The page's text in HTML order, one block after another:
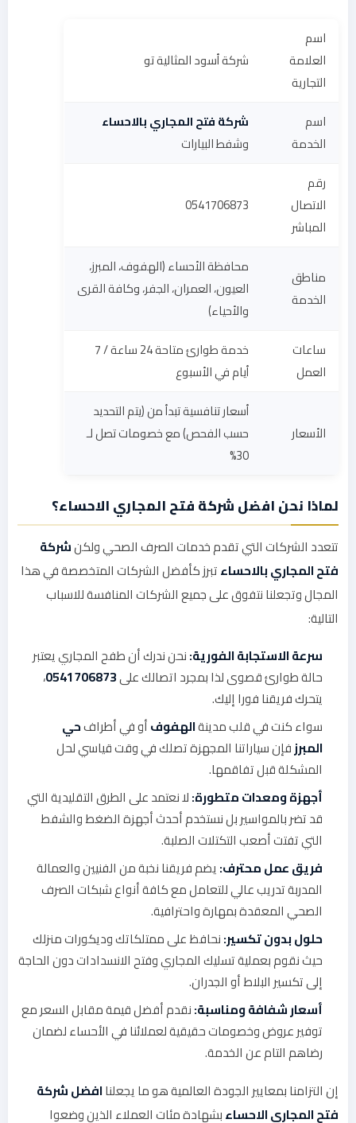
اسم
العلامة
التجارية
شركة أسود المثالية تو
اسم
الخدمة
شركة فتح المجاري بالاحساء
وشفط البيارات
رقم
الاتصال
المباشر
0541706873
مناطق
الخدمة
محافظة الأحساء (الهفوف، المبرز،
العيون، العمران، الجفر، وكافة القرى
والأحياء)
ساعات
العمل
خدمة طوارئ متاحة 24 ساعة / 7
أيام في الأسبوع
الأسعار
أسعار تنافسية تبدأ من (يتم التحديد
حسب الفحص) مع خصومات تصل لـ
30%
لماذا نحن افضل شركة فتح المجاري الاحساء؟
تتعدد الشركات التي تقدم خدمات الصرف الصحي ولكنشركة
فتح المجاري بالاحساءتبرز كأفضل الشركات المتخصصة في هذا
المجال وتجعلنا نتفوق على جميع الشركات المنافسة للاسباب
التالية:
سرعة الاستجابة الفورية:نحن ندرك أن طفح المجاري يعتبر
حالة طوارئ قصوى لذا بمجرد اتصالك على0541706873،
يتحرك فريقنا فورا إليك.
سواء كنت في قلب مدينةالهفوفأو في أطرافحي
المبرزفإن سياراتنا المجهزة تصلك في وقت قياسي لحل
المشكلة قبل تفاقمها.
أجهزة ومعدات متطورة:لا نعتمد على الطرق التقليدية التي
قد تضر بالمواسير بل نستخدم أحدث أجهزة الضغط والشفط
التي تفتت أصعب التكتلات الصلبة.
فريق عمل محترف:يضم فريقنا نخبة من الفنيين والعمالة
المدربة تدريب عالي للتعامل مع كافة أنواع شبكات الصرف
الصحي المعقدة بمهارة واحترافية.
حلول بدون تكسير:نحافظ على ممتلكاتك وديكورات منزلك
حيث نقوم بعملية تسليك المجاري وفتح الانسدادات دون الحاجة
إلى تكسير البلاط أو الجدران.
أسعار شفافة ومناسبة:نقدم أفضل قيمة مقابل السعر مع
توفير عروض وخصومات حقيقية لعملائنا في الأحساء لضمان
رضاهم التام عن الخدمة.
إن التزامنا بمعايير الجودة العالمية هو ما يجعلناافضل شركة
فتح المجاري الاحساءبشهادة مئات العملاء الذين وضعوا